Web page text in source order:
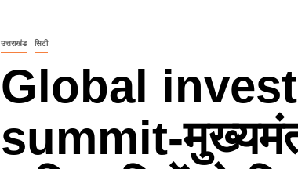
उत्तराखंड सिटी
Global
summit-